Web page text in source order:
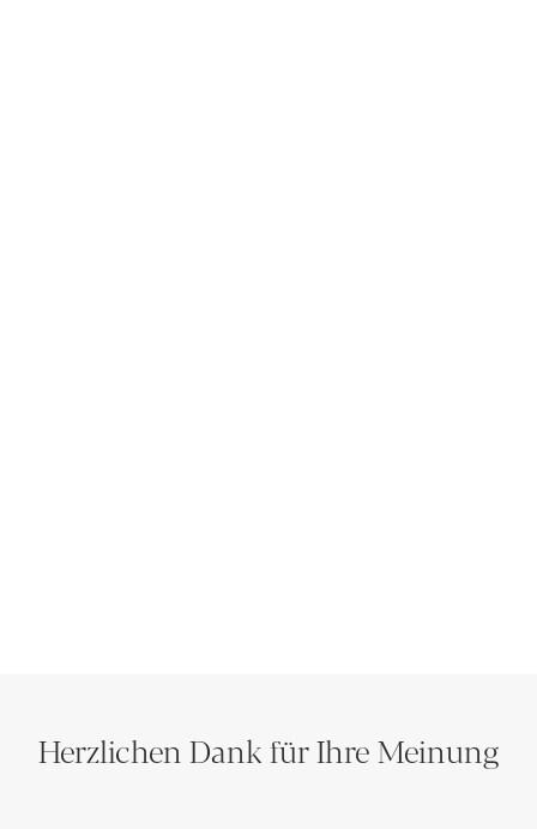
Herzlichen Dank für Ihre Meinung